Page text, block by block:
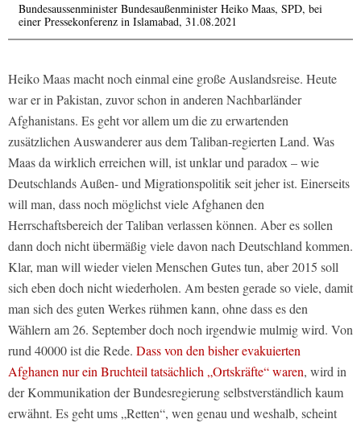
Bundesaussenminister Bundesaußenminister Heiko Maas, SPD, bei
einer Pressekonferenz in Islamabad, 31.08.2021
Heiko Maas macht noch einmal eine große Auslandsreise. Heute
war er in Pakistan, zuvor schon in anderen Nachbarländer
Afghanistans. Es geht vor allem um die zu erwartenden
zusätzlichen Auswanderer aus dem Taliban-regierten Land. Was
Maas da wirklich erreichen will, ist unklar und paradox – wie
Deutschlands Außen- und Migrationspolitik seit jeher ist. Einerseits
will man, dass noch möglichst viele Afghanen den
Herrschaftsbereich der Taliban verlassen können. Aber es sollen
dann doch nicht übermäßig viele davon nach Deutschland kommen.
Klar, man will wieder vielen Menschen Gutes tun, aber 2015 soll
sich eben doch nicht wiederholen. Am besten gerade so viele, damit
man sich des guten Werkes rühmen kann, ohne dass es den
Wählern am 26. September doch noch irgendwie mulmig wird. Von
rund 40000 ist die Rede. Dass von den bisher evakuierten
Afghanen nur ein Bruchteil tatsächlich „Ortskräfte“ waren, wird in
der Kommunikation der Bundesregierung selbstverständlich kaum
erwähnt. Es geht ums „Retten“, wen genau und weshalb, scheint